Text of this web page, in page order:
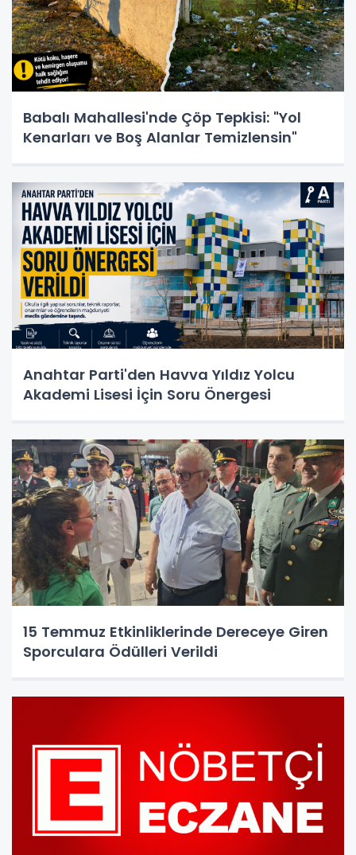
Babalı Mahallesi'nde Çöp Tepkisi: "Yol
Kenarları ve Boş Alanlar Temizlensin"
Anahtar Parti'den Havva Yıldız Yolcu
Akademi Lisesi İçin Soru Önergesi
15 Temmuz Etkinliklerinde Dereceye Giren
Sporculara Ödülleri Verildi